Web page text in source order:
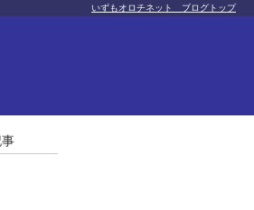
いずもオロチネット ブログトップ